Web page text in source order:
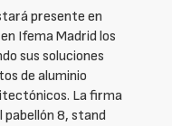
presente en
Ifema Madrid los
sus soluciones
de aluminio
La firma
pabellón 8, stand